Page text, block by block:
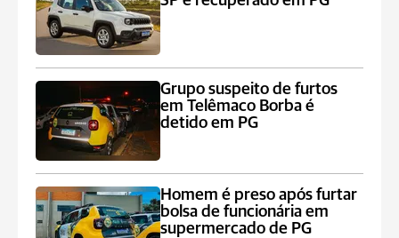
Grupo suspeito de furtos
em Telêmaco Borba é
detido em PG
Homem é preso após furtar
bolsa de funcionária em
supermercado de PG